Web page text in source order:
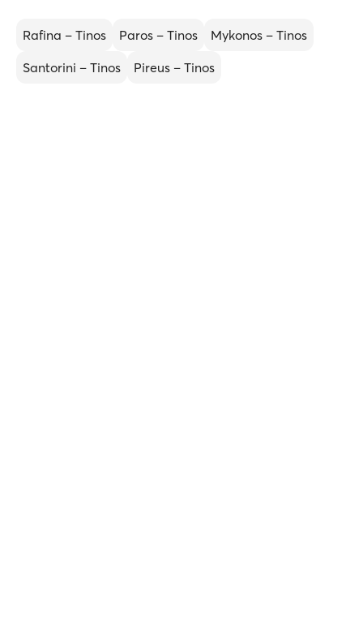
Rafina – Tinos Paros – Tinos
Mykonos – Tinos
Santorini – Tinos
Pireus – Tinos